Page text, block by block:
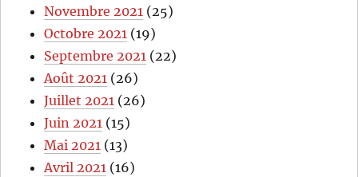
Novembre 2021 (25)
Octobre 2021 (19)
Septembre 2021 (22)
Août 2021 (26)
Juillet 2021 (26)
Juin 2021 (15)
Mai 2021 (13)
Avril 2021 (16)